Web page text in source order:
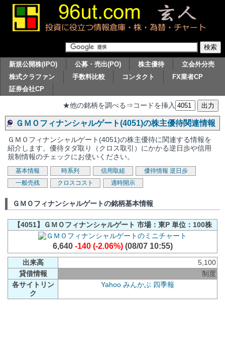
新規公開株(IPO) 公募・売出(PO) 株主優待
立会外分売
株式クラファン
手数料比較 コンタクト
FX業者CP
証券会社CP
★他の銘柄を調べる⇒コードを挿入
ＧＭＯフィナンシャルゲート(4051)の株主優待関連情報
ＧＭＯフィナンシャルゲート(4051)の株主優待に関連する情報を
紹介します。優待タダ取り（クロス取引）にかかる逆日歩や信用
規制情報のチェックにお使いください。
基本情報 時系列 信用取組 優待情報 逆日歩
一般売残
クロスコスト 適時開示
ＧＭＯフィナンシャルゲートの銘柄基本情報
【4051】ＧＭＯフィナンシャルゲート 市場：東P 単位：100株
6,640 -140 (-2.06%)(08/07 10:55)
出来高
5,100
貸借情報
制度
各サイトリン
ク
Yahoo みんかぶ 四季報